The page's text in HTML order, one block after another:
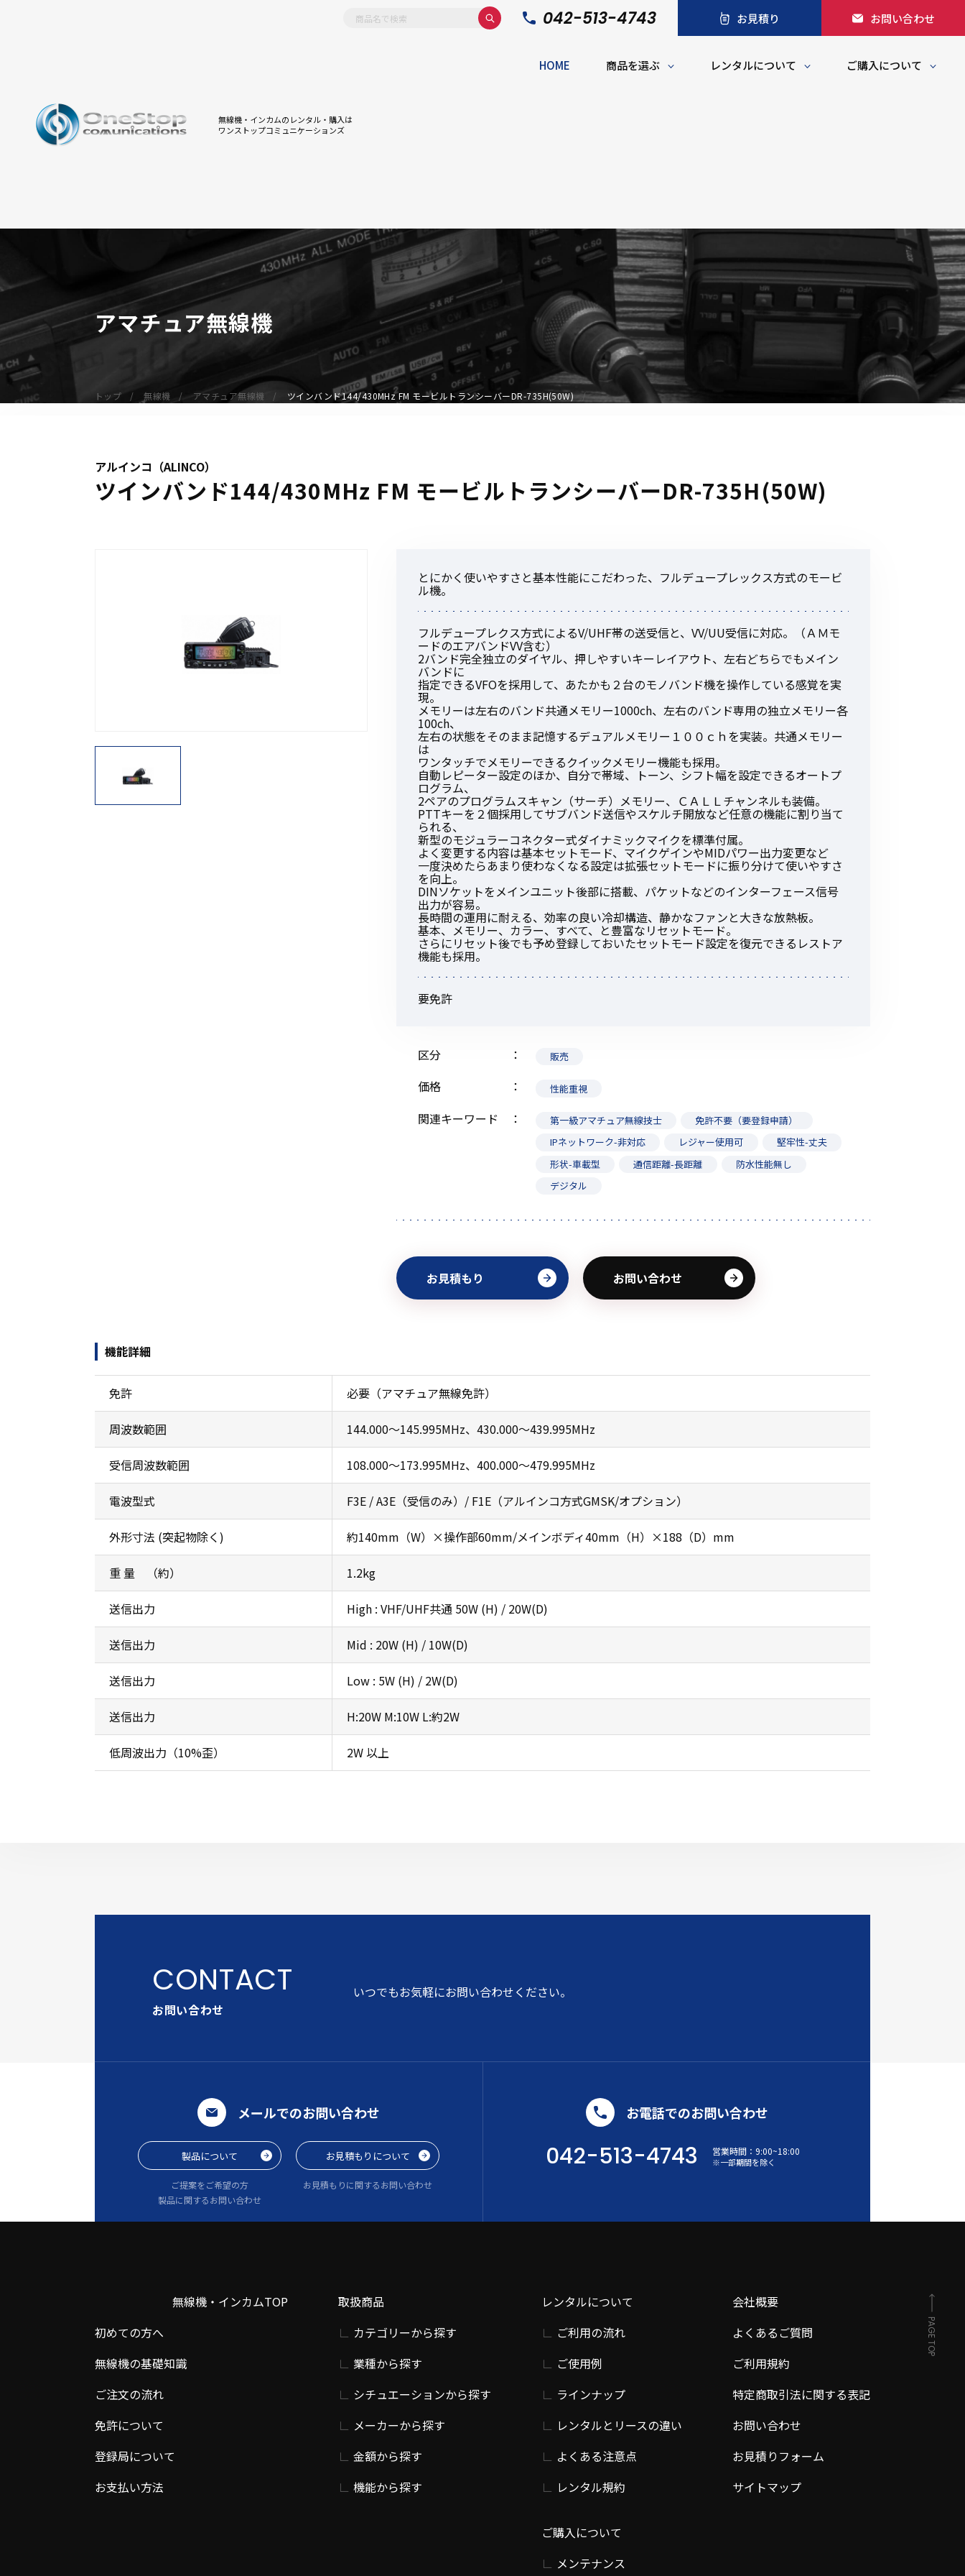
無線機・インカムのレンタル・購入は
ワンストップコミュニケーションズ
042-513-4743 お見積り お問い合わせ
HOME 商品を選ぶ レンタルについて ご購入について
無線機
デジタル無線機（登録局）
デジタル無線機（免許局）
受信機（レシーバー）
アマチュア無線機
オーダーコール
オーダーコール
アクセサリー
イヤホンマイク
スピーカーマイク
イヤホン
ベルトクリップ
無線機収納・運搬ケース
ポータブルワイヤレスアンプ
ドライブレコーダー
化電源
その他の商品
初めてご利用の方
金額から探す
販売商品から探す
アマチュア無線機
トップ 無線機 アマチュア無線機 ツインバンド144/430MHz FM モービルトランシーバーDR-735H(50W)
アルインコ（ALINCO）
ツインバンド144/430MHz FM モービルトランシーバーDR-735H(50W)
とにかく使いやすさと基本性能にこだわった、フルデュープレックス方式のモービ
ル機。
フルデュープレクス方式によるV/UHF帯の送受信と、VV/UU受信に対応。（ＡＭモ
ードのエアバンドVV含む）
2バンド完全独立のダイヤル、押しやすいキーレイアウト、左右どちらでもメイン
バンドに
指定できるVFOを採用して、あたかも２台のモノバンド機を操作している感覚を実
現。
メモリーは左右のバンド共通メモリー1000ch、左右のバンド専用の独立メモリー各
100ch、
左右の状態をそのまま記憶するデュアルメモリー１００ｃｈを実装。共通メモリー
は
ワンタッチでメモリーできるクイックメモリー機能も採用。
自動レピーター設定のほか、自分で帯域、トーン、シフト幅を設定できるオートプ
ログラム、
2ペアのプログラムスキャン（サーチ）メモリー、ＣＡＬＬチャンネルも装備。
PTTキーを２個採用してサブバンド送信やスケルチ開放など任意の機能に割り当て
られる、
新型のモジュラーコネクター式ダイナミックマイクを標準付属。
よく変更する内容は基本セットモード、マイクゲインやMIDパワー出力変更など
一度決めたらあまり使わなくなる設定は拡張セットモードに振り分けて使いやすさ
を向上。
DINソケットをメインユニット後部に搭載、パケットなどのインターフェース信号
出力が容易。
長時間の運用に耐える、効率の良い冷却構造、静かなファンと大きな放熱板。
基本、メモリー、カラー、すべて、と豊富なリセットモード。
さらにリセット後でも予め登録しておいたセットモード設定を復元できるレストア
機能も採用。
要免許
区分 販売
価格 性能重視
関連キーワード 第一級アマチュア無線技士
免許不要（要登録申請）
IPネットワーク-非対応
レジャー使用可
堅牢性-丈夫
形状-車載型
通信距離-長距離
防水性能無し
デジタル
お見積もり お問い合わせ
機能詳細
免許 必要（アマチュア無線免許）
周波数範囲 144.000〜145.995MHz、430.000〜439.995MHz
受信周波数範囲 108.000〜173.995MHz、400.000〜479.995MHz
電波型式 F3E / A3E（受信のみ）/ F1E（アルインコ方式GMSK/オプション）
外形寸法 (突起物除く) 約140mm（W）×操作部60mm/メインボディ40mm（H）×188（D）mm
重 量 （約） 1.2kg
送信出力 High : VHF/UHF共通 50W (H) / 20W(D)
送信出力 Mid : 20W (H) / 10W(D)
送信出力 Low : 5W (H) / 2W(D)
送信出力 H:20W M:10W L:約2W
低周波出力（10%歪） 2W 以上
お問い合わせ
いつでもお気軽にお問い合わせください。
メールでのお問い合わせ
製品について
ご提案をご希望の方
製品に関するお問い合わせ
お見積もりについて
お見積もりに関するお問い合わせ
お電話でのお問い合わせ
042-513-4743 営業時間： 9:00~18:00
※一部期間を除く
無線機・インカムTOP
初めての方へ
無線機の基礎知識
ご注文の流れ
免許について
登録局について
お支払い方法
取扱商品
カテゴリーから探す
業種から探す
シチュエーションから探す
メーカーから探す
金額から探す
機能から探す
レンタルについて
ご利用の流れ
ご使用例
ラインナップ
レンタルとリースの違い
よくある注意点
レンタル規約
ご購入について
メンテナンス
会社概要
よくあるご質問
ご利用規約
特定商取引法に関する表記
お問い合わせ
お見積りフォーム
サイトマップ
PAGE TOP